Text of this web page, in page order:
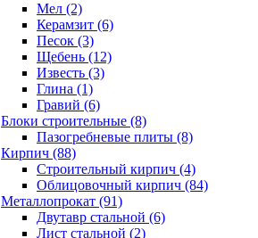
Мел (2)
Керамзит (6)
Песок (3)
Щебень (12)
Известь (3)
Глина (1)
Гравий (6)
Блоки строительные (8)
Пазогребневые плиты (8)
Кирпич (88)
Строительный кирпич (4)
Облицовочный кирпич (84)
Металлопрокат (91)
Двутавр стальной (6)
Лист стальной (2)